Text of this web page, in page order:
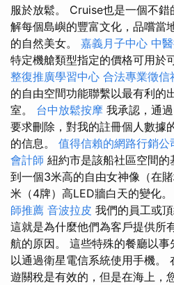
服於放鬆。 Cruise也是一個不
解每個島嶼的豐富文化，品嚐當
的自然美女。 嘉義月子中心 中
特定機艙類型指定的價格可用於
整復推廣學習中心 合法專業徵信
的自由空間功能聯繫以最有利的
室。 台中放鬆按摩 我承認，通
要求刪除，對我的註冊個人數據
的信息。 值得信賴的網路行銷公
會計師 紐約市是該船社區空間
到一個3米高的自由女神像（在
米（4牌）高LED牆白天的變化。
師推薦 音波拉皮 我們的員工或
這就是為什麼他們為客戶提供所
航的原因。 這些特殊的餐廳以
以通過衛星電信系統使用手機。
遊關稅是有效的，但是在海上，